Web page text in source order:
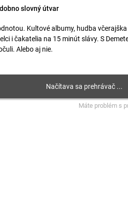
slovný útvar
Kultové albumy, hudba
i čakatelia na 15 minút slávy. S
Alebo aj nie.
Máte problém s